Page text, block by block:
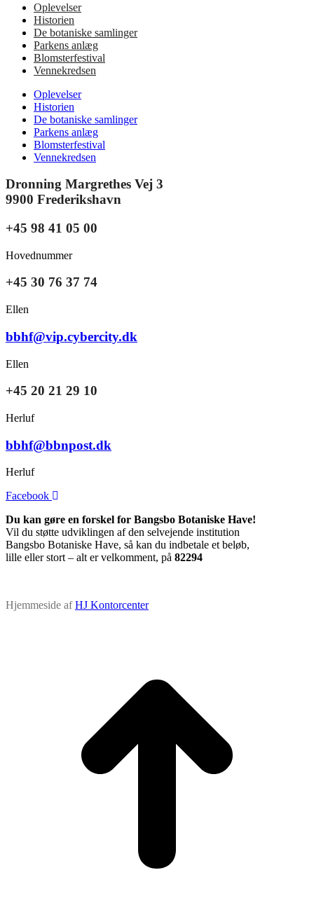
Oplevelser
Historien
De botaniske samlinger
Parkens anlæg
Blomsterfestival
Vennekredsen
Oplevelser
Historien
De botaniske samlinger
Parkens anlæg
Blomsterfestival
Vennekredsen
Dronning Margrethes Vej 3
9900 Frederikshavn
+45 98 41 05 00
Hovednummer
+45 30 76 37 74
Ellen
bbhf@vip.cybercity.dk
Ellen
+45 20 21 29 10
Herluf
bbhf@bbnpost.dk
Herluf
Facebook
Du kan gøre en forskel for Bangsbo Botaniske Have!
Vil du støtte udviklingen af den selvejende institution
Bangsbo Botaniske Have, så kan du indbetale et beløb,
lille eller stort – alt er velkomment, på 82294
Hjemmeside afHJ Kontorcenter